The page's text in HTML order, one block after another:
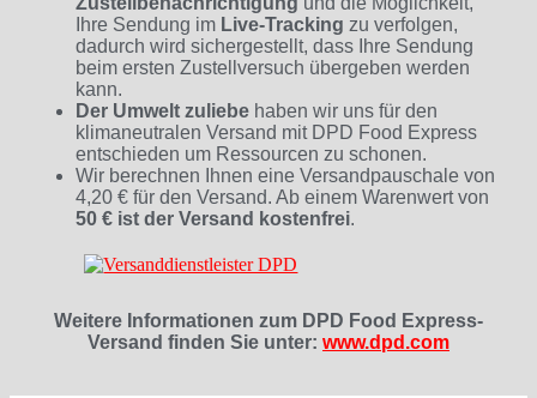
Ihre Sendung im Live-Tracking zu verfolgen,
dadurch wird sichergestellt, dass Ihre Sendung
beim ersten Zustellversuch übergeben werden
kann.
Der Umwelt zuliebe haben wir uns für den
klimaneutralen Versand mit DPD Food Express
entschieden um Ressourcen zu schonen.
Wir berechnen Ihnen eine Versandpauschale von
4,20 € für den Versand. Ab einem Warenwert von
50 € ist der Versand kostenfrei.
Weitere Informationen zum DPD Food Express-
Versand finden Sie unter: www.dpd.com